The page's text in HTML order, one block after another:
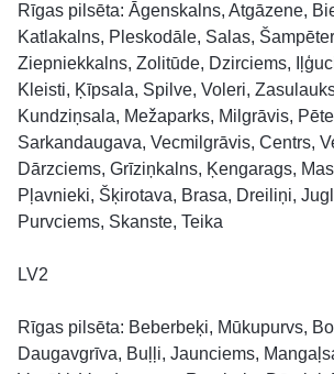
Rīgas pilsēta: Āgenskalns, Atgāzene,
Katlakalns, Pleskodāle, Salas,
Ziepniekkalns, Zolitūde, Dzirciems,
Kleisti, Ķīpsala, Spilve, Voleri,
Kundziņsala, Mežaparks, Milgrāvis,
Sarkandaugava, Vecmilgrāvis, Centrs,
Dārzciems, Grīziņkalns, Ķengarags,
Pļavnieki, Šķirotava, Brasa, Dreiliņi,
Purvciems, Skanste, Teika
LV2
Rīgas pilsēta: Beberbeķi, Mūkupurvs,
Daugavgrīva, Buļļi, Jaunciems,